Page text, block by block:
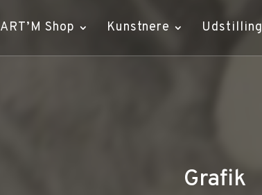
ART’M Shop Kunstnere Udstilling
Grafik